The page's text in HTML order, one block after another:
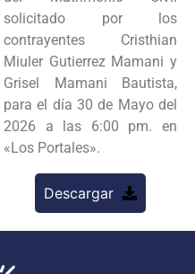
Intranet
solicitado por los
contrayentes Cristhian
Miuler Gutierrez Mamani y
Grisel Mamani Bautista,
para el día 30 de Mayo del
2026 a las 6:00 pm. en
«Los Portales».
Descargar